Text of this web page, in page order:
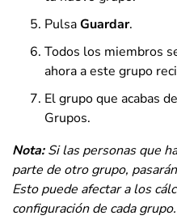
PulsaGuardar.
Todos los miembros
ahora a este grupo
El grupo que acabas
Grupos.
Nota:Si las personas que
parte de otro grupo,
Esto puede afectar a los
configuración de cada grupo.